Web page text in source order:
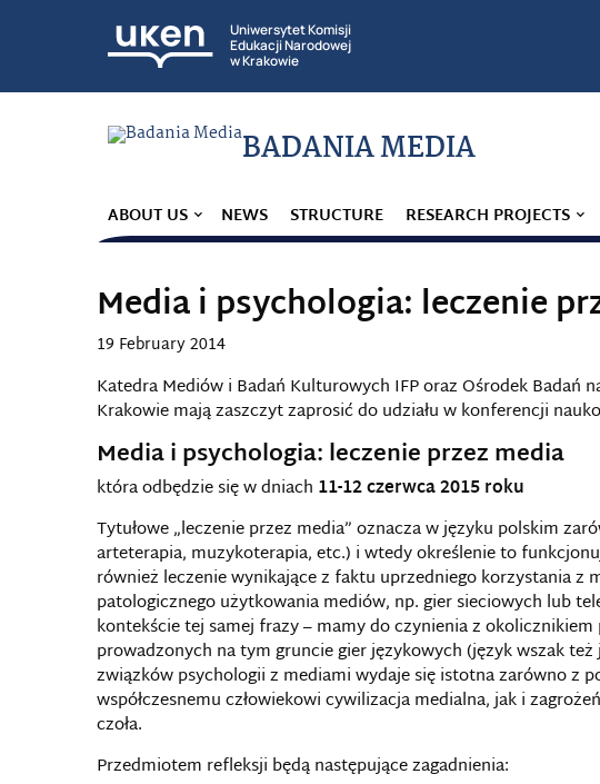
Uniwersytet Komisji
Edukacji Narodowej
w Krakowie
BADANIA MEDIA
ABOUT US NEWS STRUCTURE RESEARCH PROJECTS
Media i psychologia: leczenie
19 February 2014
Katedra Mediów i Badań Kulturowych IFP oraz Ośrodek Badań
Krakowie mają zaszczyt zaprosić do udziału w konferencji
Media i psychologia: leczenie przez media
która odbędzie się w dniach 11-12 czerwca 2015 roku
Tytułowe „leczenie przez media” oznacza w języku polskim
arteterapia, muzykoterapia, etc.) i wtedy określenie to
również leczenie wynikające z faktu uprzedniego korzystania z
patologicznego użytkowania mediów, np. gier sieciowych lub
kontekście tej samej frazy – mamy do czynienia z
prowadzonych na tym gruncie gier językowych (język wszak
związków psychologii z mediami wydaje się istotna zarówno z
współczesnemu człowiekowi cywilizacja medialna, jak i
czoła.
Przedmiotem refleksji będą następujące zagadnienia: